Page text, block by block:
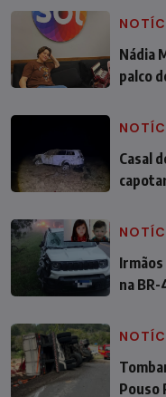
Nádia
palco
Casal
na BR-
Pouso